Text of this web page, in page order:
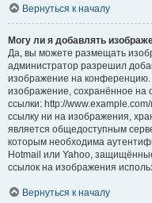
Вернуться к началу
Могу ли я добавлять
Да, вы можете размещать
администратор разрешил
изображение на конференцию.
изображение, сохранённое
ссылки: http://
ссылку ни на изображения,
является общедоступным
которым необходима
Hotmail или Yahoo,
ссылок на изображения
Вернуться к началу